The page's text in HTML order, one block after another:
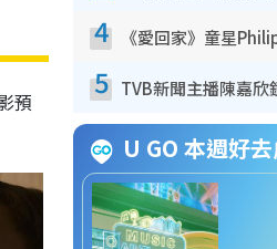
預
4
5
U GO 本週好